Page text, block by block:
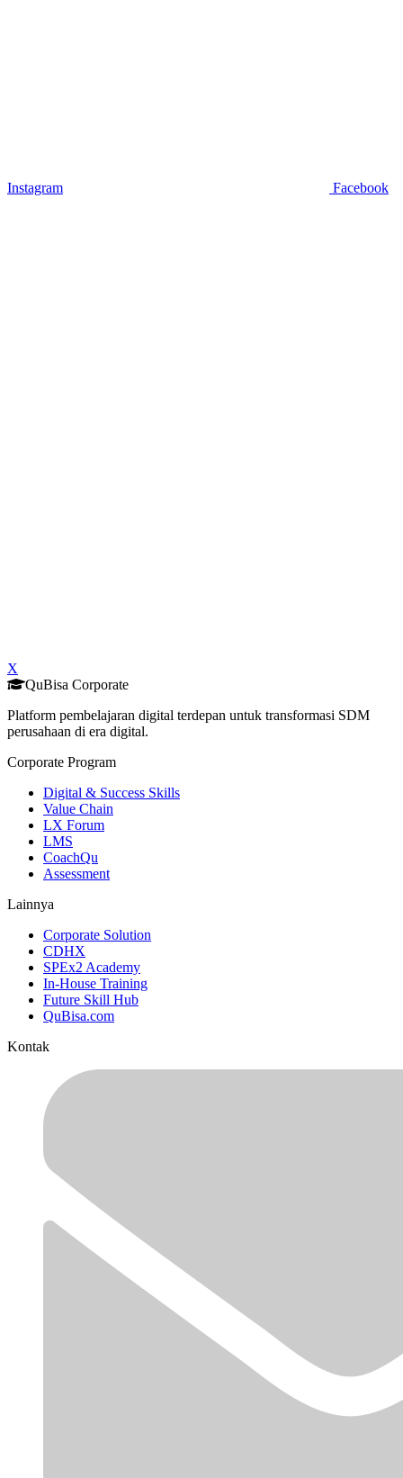
Instagram Facebook
X
QuBisa Corporate
Platform pembelajaran digital terdepan untuk transformasi SDM
perusahaan di era digital.
Corporate Program
Digital & Success Skills
Value Chain
LX Forum
LMS
CoachQu
Assessment
Lainnya
Corporate Solution
CDHX
SPEx2 Academy
In-House Training
Future Skill Hub
QuBisa.com
Kontak